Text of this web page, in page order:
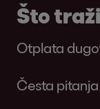
Što
Otplata
Česta pitanja